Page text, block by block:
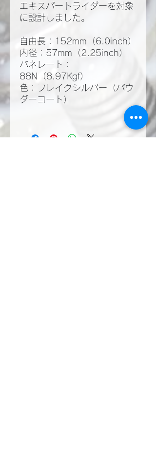
エキスパートライダーを対象
に設計しました。
自由長：152mm（6.0inch）
内径：57mm（2.25inch）
バネレート：
88N（8.97Kgf）
色：フレイクシルバー（パウ
ダーコート）